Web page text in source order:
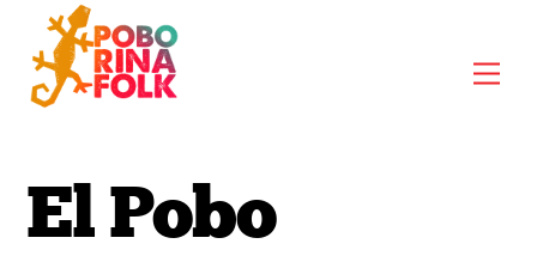
content
El Pobo